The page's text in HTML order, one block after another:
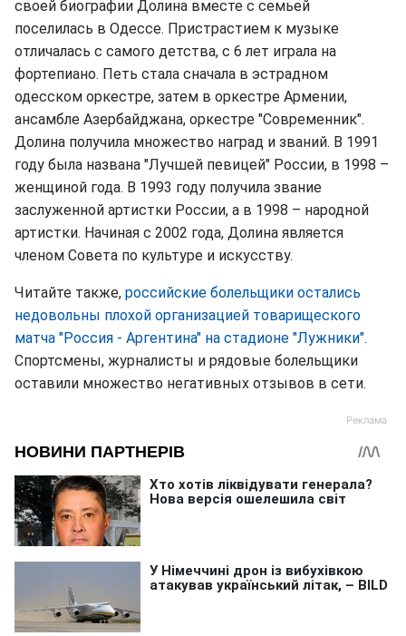
своей биографии Долина вместе с семьей
поселилась в Одессе. Пристрастием к музыке
отличалась с самого детства, с 6 лет играла на
фортепиано. Петь стала сначала в эстрадном
одесском оркестре, затем в оркестре Армении,
ансамбле Азербайджана, оркестре "Современник".
Долина получила множество наград и званий. В 1991
году была названа "Лучшей певицей" России, в 1998 –
женщиной года. В 1993 году получила звание
заслуженной артистки России, а в 1998 – народной
артистки. Начиная с 2002 года, Долина является
членом Совета по культуре и искусству.
Читайте также, российские болельщики остались
недовольны плохой организацией товарищеского
матча "Россия - Аргентина" на стадионе "Лужники".
Спортсмены, журналисты и рядовые болельщики
оставили множество негативных отзывов в сети.